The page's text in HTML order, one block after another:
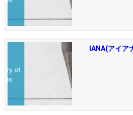
IANA(アイア